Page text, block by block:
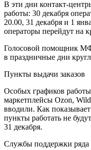
В эти дни контакт-
работы: 30 декабря
20.00, 31 декабря и 1
операторы перейдут на
Голосовой помощник
в праздничные дни
Пункты выдачи заказов
Особых графиков
маркетплейсы Ozon,
вводили. Как
пункты работать не
31 декабря.
Службы поддержки